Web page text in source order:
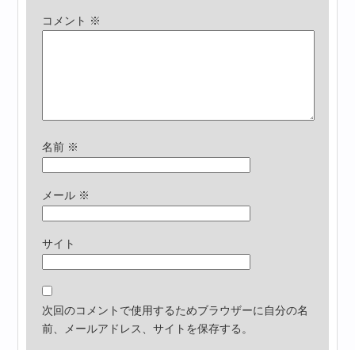
コメント ※
名前 ※
メール ※
サイト
次回のコメントで使用するためブラウザーに自分の名
前、メールアドレス、サイトを保存する。